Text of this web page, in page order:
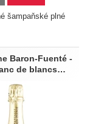
šampaňské plné
Baron-Fuenté -
de blancs…